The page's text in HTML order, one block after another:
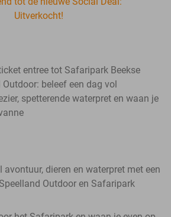
Uitverkocht!
entree tot Safaripark Beekse
beleef een dag vol
spetterende waterpret en waan je
avontuur, dieren en waterpret met een
Outdoor en Safaripark